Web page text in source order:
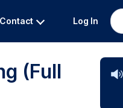
Contact Log In
(Full